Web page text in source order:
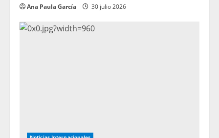
Ana Paula García 30 julio 2026